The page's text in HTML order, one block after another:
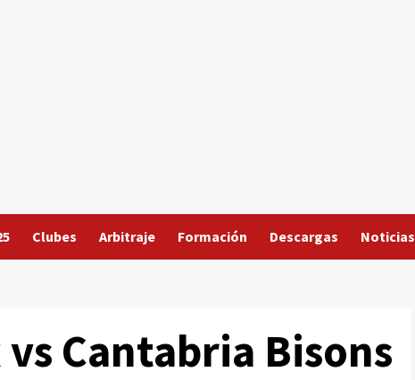
Clubes Arbitraje Formación Descargas Noticias
Cantabria Bisons